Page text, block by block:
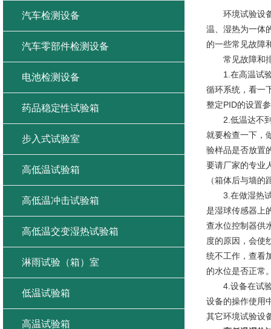
环境试验设备
温、湿热为一体
的一些常见故障
常见故障和
1.在高温试验
循环系统，看一
整定PID的设置
2.低温达不到
就要检查一下，
验样品是否放置
要请厂家的专业
（箱体后与墙
3.在做湿热试
是湿球传感器上
查水位控制器供
度的原因，会使
统不工作，查看
的水位是否正常
4.设备在试验
设备的操作使用
其它环境试验设
汽车检测设备
汽车零部件检测设备
电池检测设备
药品稳定性试验箱
步入式试验室
高低温试验箱
高低温冲击试验箱
高低温交变湿热试验箱
淋雨试验（箱）室
低温试验箱
高温试验箱